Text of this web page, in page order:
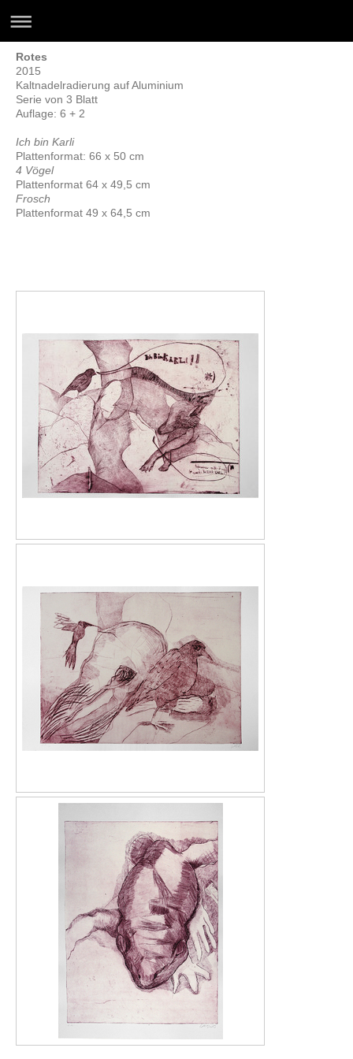
Rotes
2015
Kaltnadelradierung auf Aluminium
Serie von 3 Blatt
Auflage: 6 + 2
Ich bin Karli
Plattenformat: 66 x 50 cm
4 Vögel
Plattenformat 64 x 49,5 cm
Frosch
Plattenformat 49 x 64,5 cm